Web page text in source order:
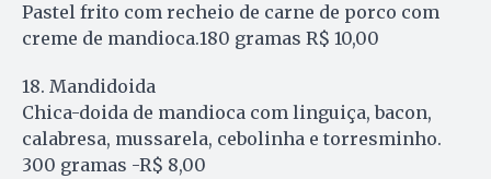
Pastel frito com recheio de carne de porco com
creme de mandioca.180 gramas R$ 10,00
18. Mandidoida
Chica-doida de mandioca com linguiça, bacon,
calabresa, mussarela, cebolinha e torresminho.
300 gramas -R$ 8,00